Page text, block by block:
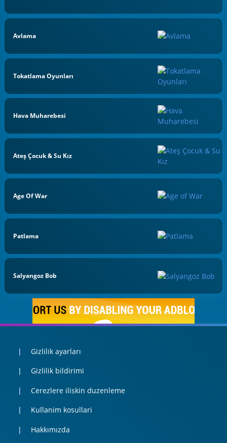
Avlama
Tokatlama Oyunları
Hava Muharebesi
Ateş Çocuk & Su Kız
Age Of War
Patlama
Salyangoz Bob
Gizlilik ayarları
Gizlilik bildirimi
Cerezlere iliskin duzenleme
Kullanim kosullari
Hakkımızda